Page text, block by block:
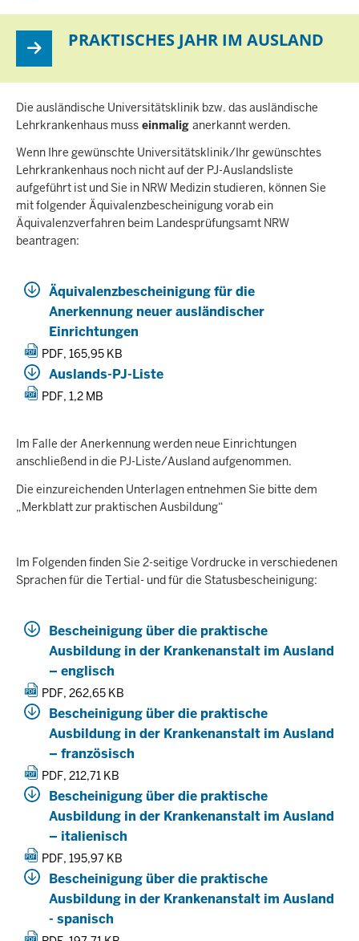
PRAKTISCHES JAHR IM AUSLAND
Die ausländische Universitätsklinik bzw. das ausländische
Lehrkrankenhaus muss einmalig anerkannt werden.
Wenn Ihre gewünschte Universitätsklinik/Ihr gewünschtes
Lehrkrankenhaus noch nicht auf der PJ-Auslandsliste
aufgeführt ist und Sie in NRW Medizin studieren, können Sie
mit folgender Äquivalenzbescheinigung vorab ein
Äquivalenzverfahren beim Landesprüfungsamt NRW
beantragen:
Äquivalenzbescheinigung für die
Anerkennung neuer ausländischer
Einrichtungen
PDF, 165,95 KB
Auslands-PJ-Liste
PDF, 1,2 MB
Im Falle der Anerkennung werden neue Einrichtungen
anschließend in die PJ-Liste/Ausland aufgenommen.
Die einzureichenden Unterlagen entnehmen Sie bitte dem
„Merkblatt zur praktischen Ausbildung“
Im Folgenden finden Sie 2-seitige Vordrucke in verschiedenen
Sprachen für die Tertial- und für die Statusbescheinigung:
Bescheinigung über die praktische
Ausbildung in der Krankenanstalt im Ausland
– englisch
PDF, 262,65 KB
Bescheinigung über die praktische
Ausbildung in der Krankenanstalt im Ausland
– französisch
PDF, 212,71 KB
Bescheinigung über die praktische
Ausbildung in der Krankenanstalt im Ausland
– italienisch
PDF, 195,97 KB
Bescheinigung über die praktische
Ausbildung in der Krankenanstalt im Ausland
- spanisch